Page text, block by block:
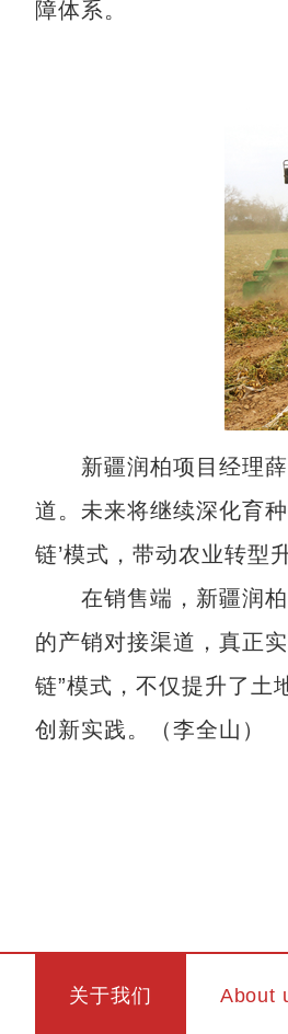
障体系。
新疆润柏项目经理薛
道。未来将继续深化育
链’模式，带动农业转型
在销售端，新疆润柏
的产销对接渠道，真正
链”模式，不仅提升了土
创新实践。（李全山）
关于我们 About